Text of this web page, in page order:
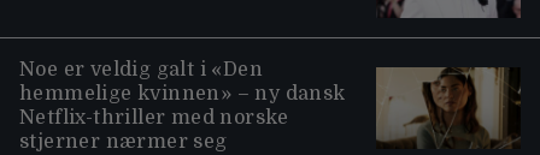
Noe er veldig galt i «Den
hemmelige kvinnen» – ny dansk
Netflix-thriller med norske
stjerner nærmer seg